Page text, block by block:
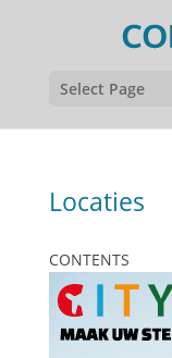
Select Page
Locaties
CONTENTS